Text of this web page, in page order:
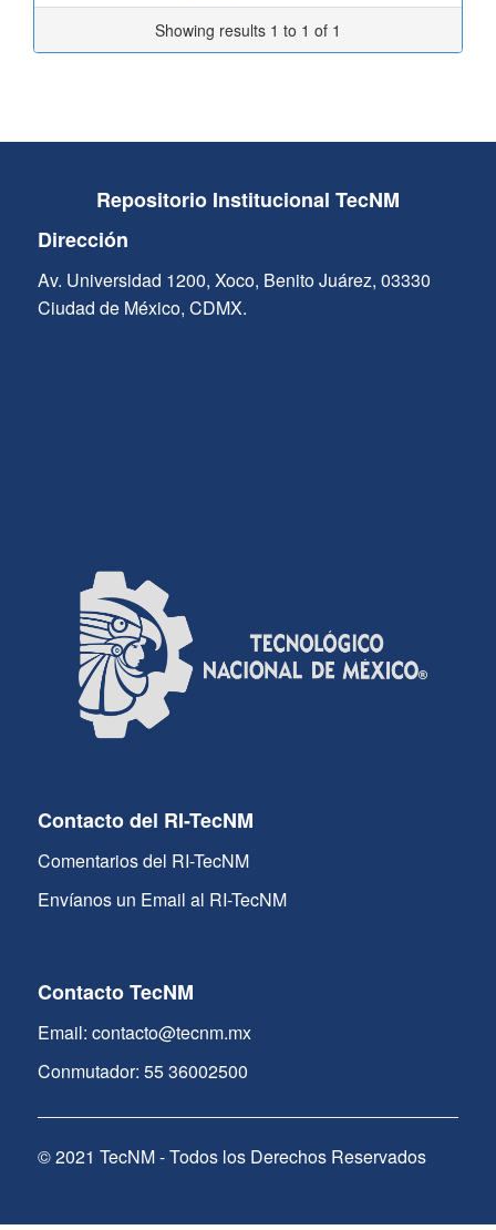
Showing results 1 to 1 of 1
Repositorio Institucional TecNM
Dirección
Av. Universidad 1200, Xoco, Benito Juárez, 03330
Ciudad de México, CDMX.
Contacto del RI-TecNM
Comentarios del RI-TecNM
Envíanos un Email al RI-TecNM
Contacto TecNM
Email: contacto@tecnm.mx
Conmutador: 55 36002500
© 2021 TecNM - Todos los Derechos Reservados